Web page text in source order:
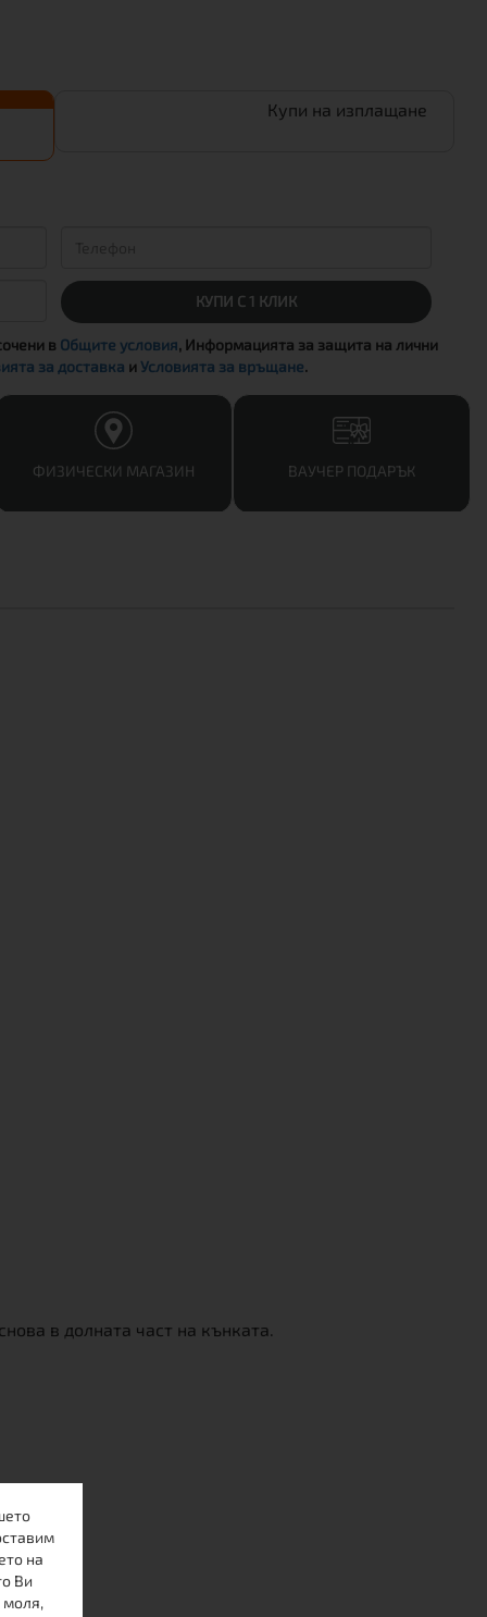
Купи на изплащане
КУПИ С 1 КЛИК
в Общите условия, Информацията за защита на лични
за доставка иУсловията за връщане.
ФИЗИЧЕСКИ МАГАЗИН ВАУЧЕР ПОДАРЪК
в долната част на кънката.
на
Ви
моля,